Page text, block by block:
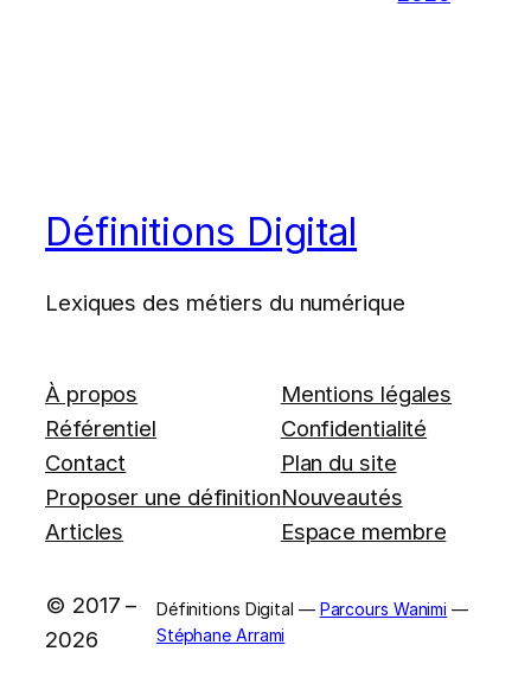
Définitions Digital
Lexiques des métiers du numérique
À propos
Référentiel
Contact
Proposer une définition
Articles
Mentions légales
Confidentialité
Plan du site
Nouveautés
Espace membre
© 2017 –
2026
Définitions Digital — Parcours Wanimi —
Stéphane Arrami